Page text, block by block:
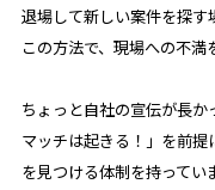
退場して新しい案件を探す
この方法で、現場への不満
ちょっと自社の宣伝が長
マッチは起きる！」を前
を見つける体制を持ってい